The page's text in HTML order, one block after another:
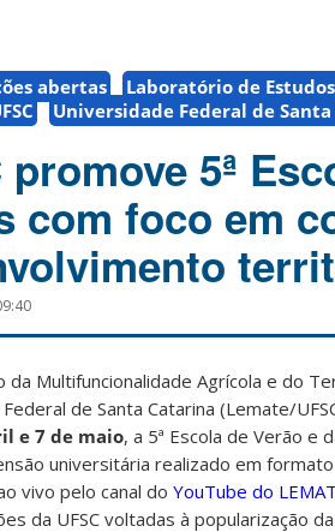
abertas
Laboratório de
Universidade Federal de
promove 5ª
com foco em
da Multifuncionalidade Agrícola e do
de Santa Catarina (Lemate/
e 7 de maio, a 5ª Escola de Verão e
universitária realizado em
vivo pelo canal do YouTube do
da UFSC voltadas à popularização